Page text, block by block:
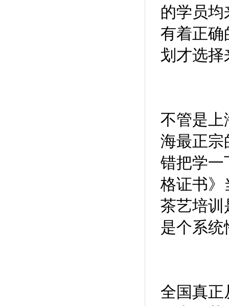
的学员
有着正确
划才选择
不管是上
海最正宗
错把学一
格证书》
茶艺培训
是个系统
全国真正